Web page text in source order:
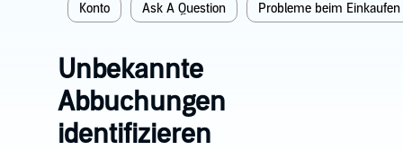
Konto Ask A Question Probleme beim Einkaufen
Unbekannte
Abbuchungen
identifizieren